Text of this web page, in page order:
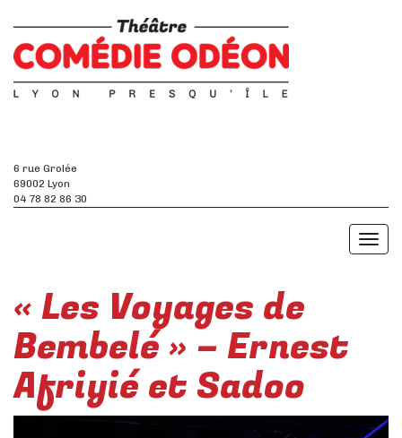
6 rue Grolée
69002 Lyon
04 78 82 86 30
Toggle
« Les Voyages de
Bembelé » – Ernest
Afriyié et Sadoo